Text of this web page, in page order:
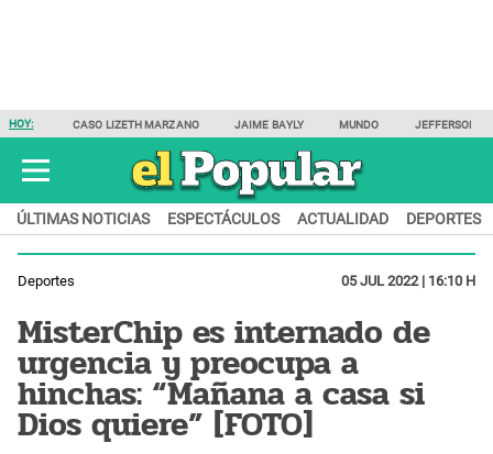
HOY: CASO LIZETH MARZANO JAIME BAYLY MUNDO JEFFERSON
ÚLTIMAS NOTICIAS ESPECTÁCULOS ACTUALIDAD DEPORTES
Deportes 05 JUL 2022 | 16:10 H
MisterChip es internado de
urgencia y preocupa a
hinchas: “Mañana a casa si
Dios quiere” [FOTO]